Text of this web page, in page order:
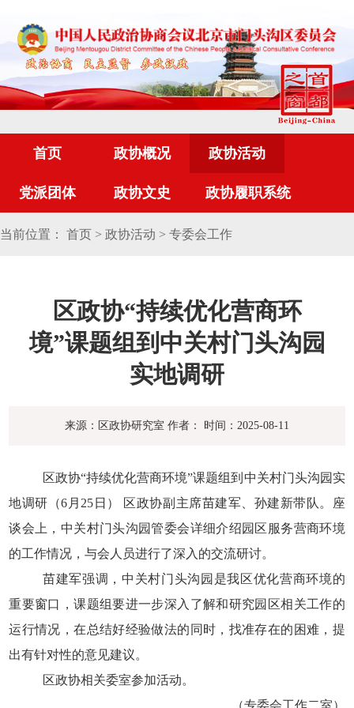
首页 政协概况 政协活动
党派团体 政协文史 政协履职系统
当前位置： 首页 > 政协活动 > 专委会工作
区政协“持续优化营商环
境”课题组到中关村门头沟园
实地调研
来源：区政协研究室 作者： 时间：2025-08-11
区政协“持续优化营商环境”课题组到中关村门头沟园实
地调研（6 月 25 日） 区政协副主席苗建军、孙建新带队。座
谈会上，中关村门头沟园管委会详细介绍园区服务营商环境
的工作情况，与会人员进行了深入的交流研讨。
苗建军强调，中关村门头沟园是我区优化营商环境的
重要窗口，课题组要进一步深入了解和研究园区相关工作的
运行情况，在总结好经验做法的同时，找准存在的困难，提
出有针对性的意见建议。
区政协相关委室参加活动。
（专委会工作二室）